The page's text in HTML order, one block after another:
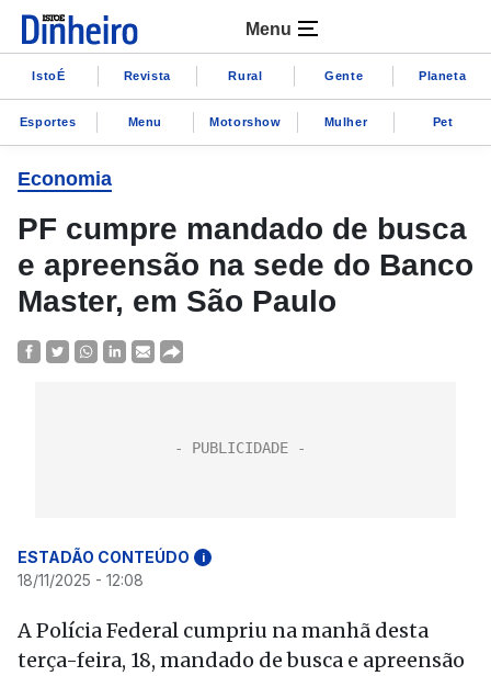
Menu
IstoÉ Revista Rural Gente Planeta
Esportes Menu Motorshow Mulher Pet
Economia
PF cumpre mandado de busca
e apreensão na sede do Banco
Master, em São Paulo
ESTADÃO CONTEÚDO i
18/11/2025 - 12:08
A Polícia Federal cumpriu na manhã desta
terça-feira, 18, mandado de busca e apreensão